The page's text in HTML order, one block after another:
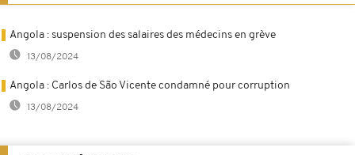
Angola : suspension des salaires des médecins en grève
13/08/2024
Angola : Carlos de São Vicente condamné pour corruption
13/08/2024